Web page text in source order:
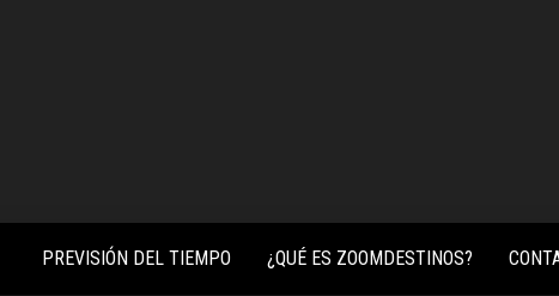
PREVISIÓN DEL TIEMPO ¿QUÉ ES ZOOMDESTINOS?